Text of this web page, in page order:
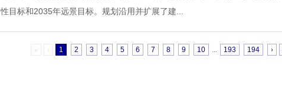
性目标和2035年远景目标。规划沿用并扩展了建...
« ‹ 1 2 3 4 5 6 7 8 9 10 193 194 ›